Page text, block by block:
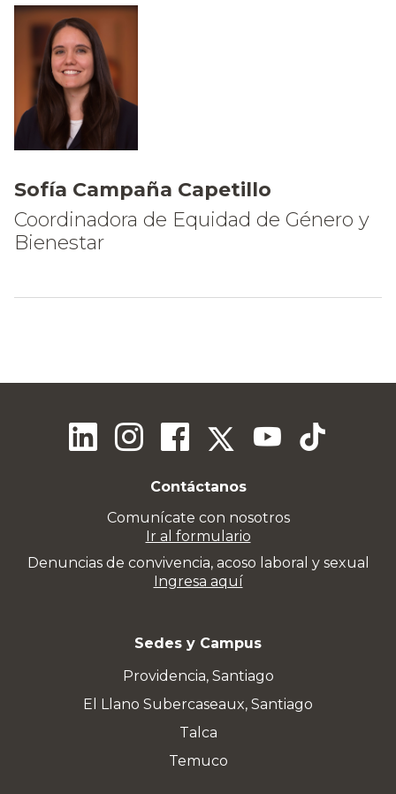
Sofía Campaña Capetillo
Coordinadora de Equidad de Género y
Bienestar
Contáctanos
Comunícate con nosotros
Ir al formulario
Denuncias de convivencia, acoso laboral y sexual
Ingresa aquí
Sedes y Campus
Providencia, Santiago
El Llano Subercaseaux, Santiago
Talca
Temuco